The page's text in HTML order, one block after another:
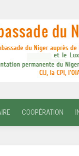
COOPÉRATION